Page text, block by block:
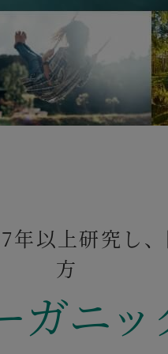
年以上研究し
方
ガニッ